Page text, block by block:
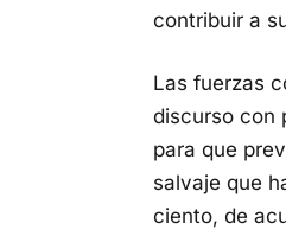
contribuir a
Las fuerzas
discurso con
para que
salvaje que
ciento, de